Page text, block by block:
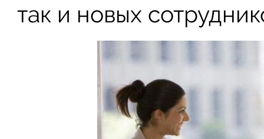
так и новых